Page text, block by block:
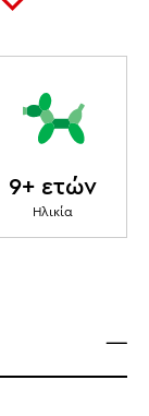
9+ ετών
Ηλικία